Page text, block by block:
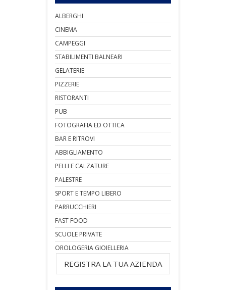
ALBERGHI
CINEMA
CAMPEGGI
STABILIMENTI BALNEARI
GELATERIE
PIZZERIE
RISTORANTI
PUB
FOTOGRAFIA ED OTTICA
BAR E RITROVI
ABBIGLIAMENTO
PELLI E CALZATURE
PALESTRE
SPORT E TEMPO LIBERO
PARRUCCHIERI
FAST FOOD
SCUOLE PRIVATE
OROLOGERIA GIOIELLERIA
REGISTRA LA TUA AZIENDA